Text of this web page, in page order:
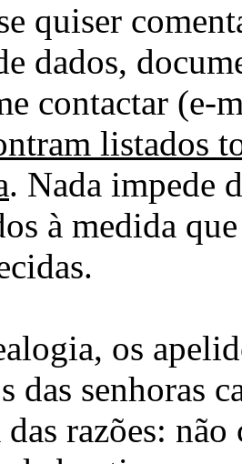
quiser
dados,
contactar (e-
listados
. Nada impede
à medida
os
das senhoras
razões: